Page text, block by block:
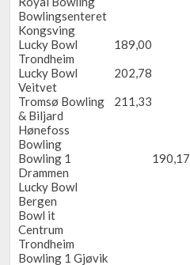
Bowlingsenteret
Kongsving
Lucky Bowl
Trondheim
189,00
Lucky Bowl
Veitvet
202,78
Tromsø Bowling
& Biljard
211,33
Hønefoss
Bowling
Bowling 1
Drammen
190,17
Lucky Bowl
Bergen
Bowl it
Centrum
Trondheim
Bowling 1 Gjøvik